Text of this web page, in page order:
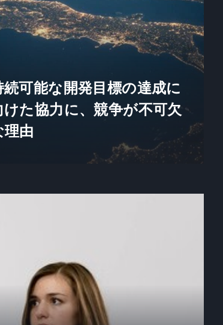
続可能な開発目標の達成に
けた協力に、競争が不可欠
理由